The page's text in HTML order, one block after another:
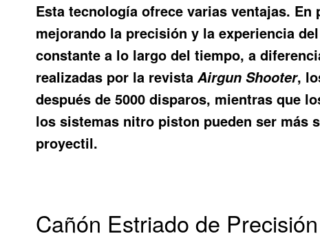
Esta tecnología ofrece varias ventajas.
mejorando la precisión y la experiencia
constante a lo largo del tiempo, a
realizadas por la revistaAirgun Shooter,
después de 5000 disparos, mientras que
los sistemas nitro piston pueden ser más
proyectil.
Cañón Estriado de